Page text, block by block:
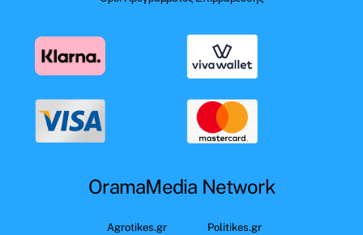
OramaMedia Network
Agrotikes.gr Politikes.gr